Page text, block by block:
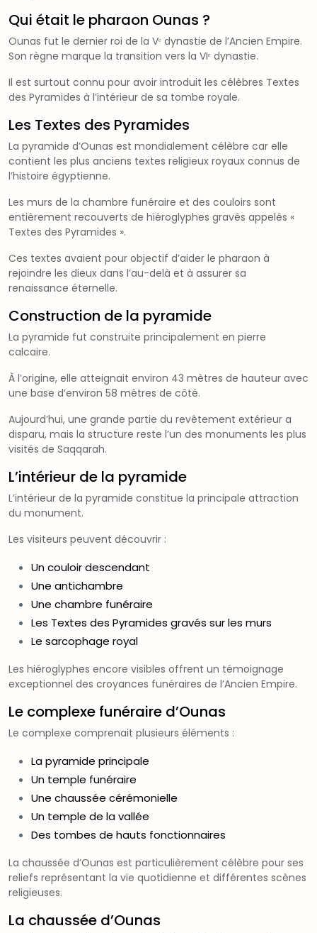
Qui était le pharaon Ounas ?
Ounas fut le dernier roi de la Vᵉ dynastie de l’Ancien Empire.
Son règne marque la transition vers la VIᵉ dynastie.
Il est surtout connu pour avoir introduit les célèbres Textes
des Pyramides à l’intérieur de sa tombe royale.
Les Textes des Pyramides
La pyramide d’Ounas est mondialement célèbre car elle
contient les plus anciens textes religieux royaux connus de
l’histoire égyptienne.
Les murs de la chambre funéraire et des couloirs sont
entièrement recouverts de hiéroglyphes gravés appelés «
Textes des Pyramides ».
Ces textes avaient pour objectif d’aider le pharaon à
rejoindre les dieux dans l’au-delà et à assurer sa
renaissance éternelle.
Construction de la pyramide
La pyramide fut construite principalement en pierre
calcaire.
À l’origine, elle atteignait environ 43 mètres de hauteur avec
une base d’environ 58 mètres de côté.
Aujourd’hui, une grande partie du revêtement extérieur a
disparu, mais la structure reste l’un des monuments les plus
visités de Saqqarah.
L’intérieur de la pyramide
L’intérieur de la pyramide constitue la principale attraction
du monument.
Les visiteurs peuvent découvrir :
Un couloir descendant
Une antichambre
Une chambre funéraire
Les Textes des Pyramides gravés sur les murs
Le sarcophage royal
Les hiéroglyphes encore visibles offrent un témoignage
exceptionnel des croyances funéraires de l’Ancien Empire.
Le complexe funéraire d’Ounas
Le complexe comprenait plusieurs éléments :
La pyramide principale
Un temple funéraire
Une chaussée cérémonielle
Un temple de la vallée
Des tombes de hauts fonctionnaires
La chaussée d’Ounas est particulièrement célèbre pour ses
reliefs représentant la vie quotidienne et différentes scènes
religieuses.
La chaussée d’Ounas